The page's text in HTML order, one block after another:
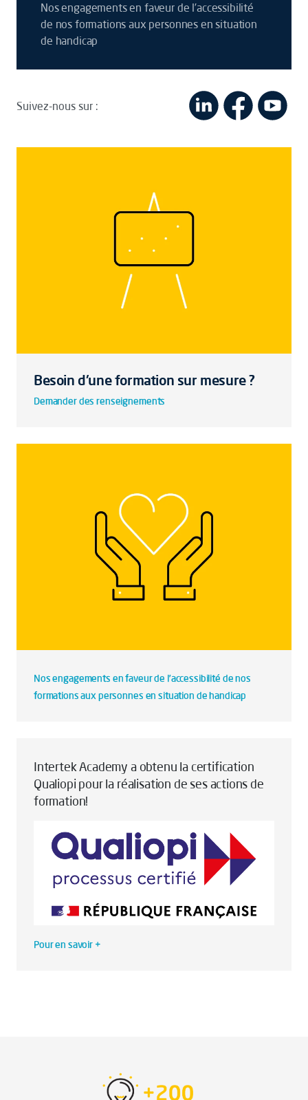
Nos engagements en faveur de l’accessibilité
de nos formations aux personnes en situation
de handicap
Suivez-nous sur :
Besoin d'une formation sur mesure ?
Demander des renseignements
Nos engagements en faveur de l’accessibilité de nos
formations aux personnes en situation de handicap
Intertek Academy a obtenu la certification
Qualiopi pour la réalisation de ses actions de
formation!
Pour en savoir +